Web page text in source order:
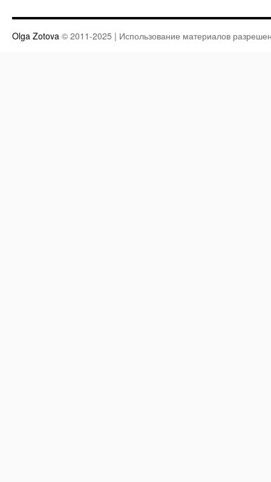
Olga Zotova © 2011-2025 | Использование материалов